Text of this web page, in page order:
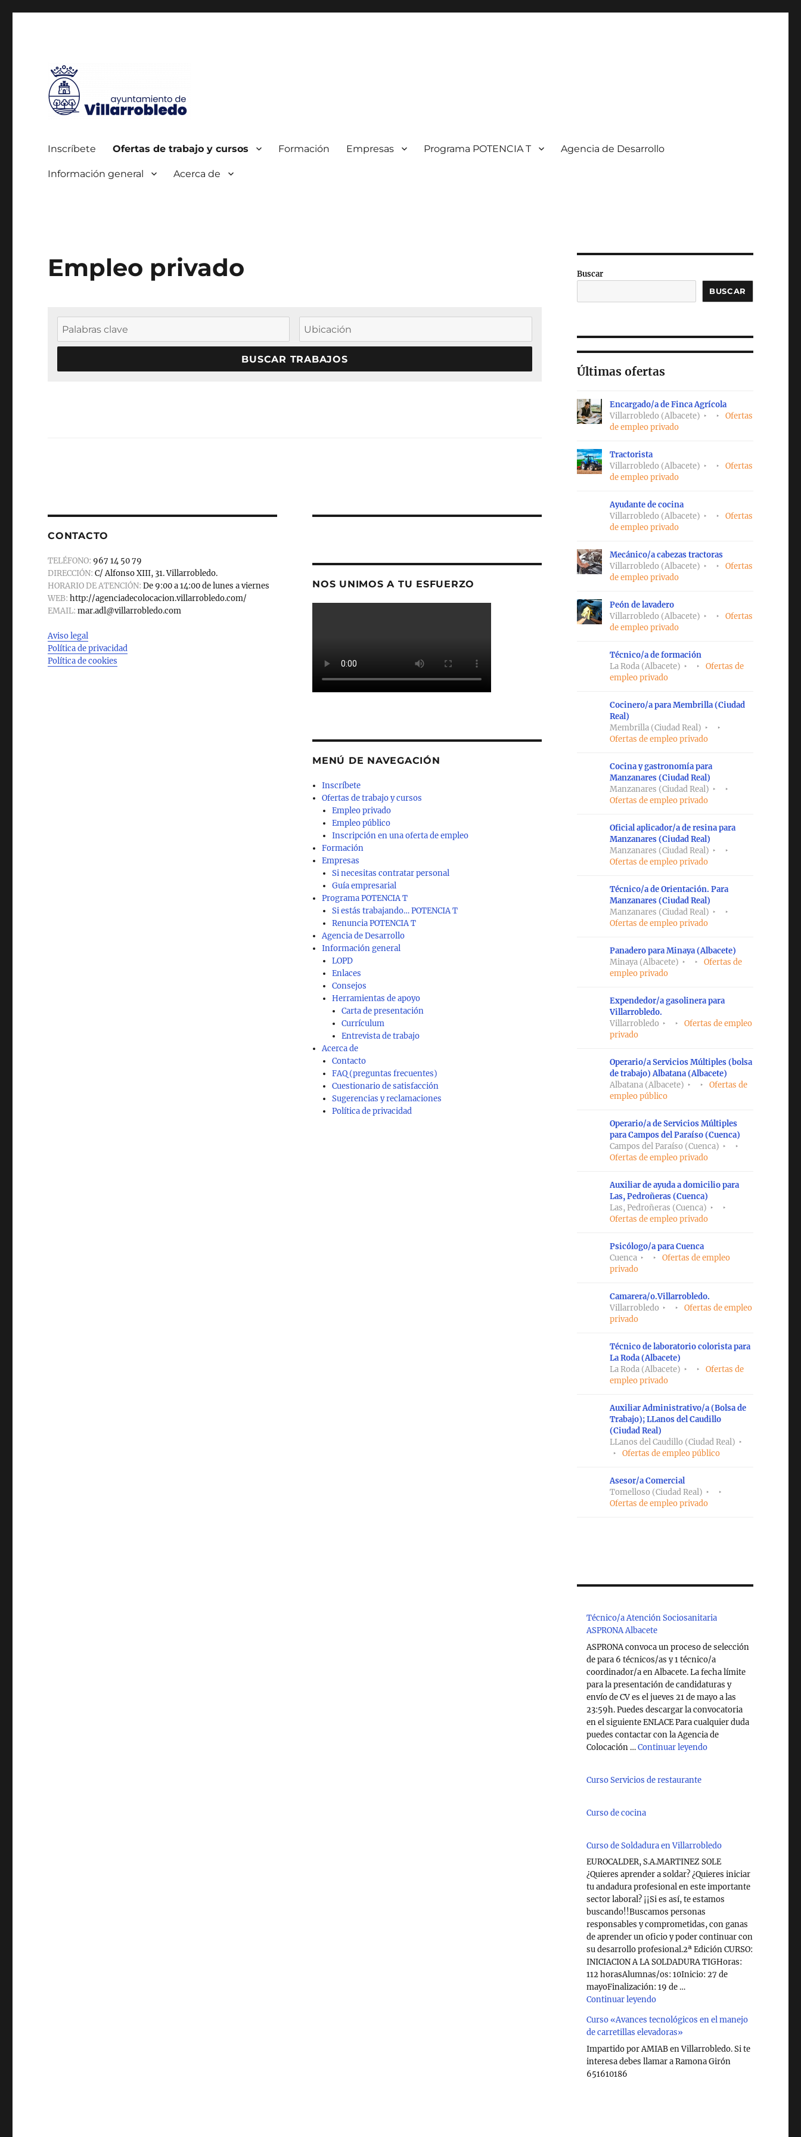
Inscríbete Ofertas de trabajo y cursos Formación Empresas Programa POTENCIA T Agencia de Desarrollo
Información general Acerca de
Empleo privado
CONTACTO
TELÉFONO: 967 14 50 79
DIRECCIÓN: C/ Alfonso XIII, 31. Villarrobledo.
HORARIO DE ATENCIÓN: De 9:00 a 14:00 de lunes a viernes
WEB: http://agenciadecolocacion.villarrobledo.com/
EMAIL: mar.adl@villarrobledo.com
Aviso legal
Política de privacidad
Política de cookies
NOS UNIMOS A TU ESFUERZO
MENÚ DE NAVEGACIÓN
Inscríbete
Ofertas de trabajo y cursos
Empleo privado
Empleo público
Inscripción en una oferta de empleo
Formación
Empresas
Si necesitas contratar personal
Guía empresarial
Programa POTENCIA T
Si estás trabajando… POTENCIA T
Renuncia POTENCIA T
Agencia de Desarrollo
Información general
LOPD
Enlaces
Consejos
Herramientas de apoyo
Carta de presentación
Currículum
Entrevista de trabajo
Acerca de
Contacto
FAQ (preguntas frecuentes)
Cuestionario de satisfacción
Sugerencias y reclamaciones
Política de privacidad
Buscar
BUSCAR
Últimas ofertas
Encargado/a de Finca Agrícola
Villarrobledo (Albacete)
Ofertas
de empleo privado
Tractorista
Villarrobledo (Albacete)
Ofertas
de empleo privado
Ayudante de cocina
Villarrobledo (Albacete)
Ofertas
de empleo privado
Mecánico/a cabezas tractoras
Villarrobledo (Albacete)
Ofertas
de empleo privado
Peón de lavadero
Villarrobledo (Albacete)
Ofertas
de empleo privado
Técnico/a de formación
La Roda (Albacete)
Ofertas de
empleo privado
Cocinero/a para Membrilla (Ciudad
Real)
Membrilla (Ciudad Real)
Ofertas de empleo privado
Cocina y gastronomía para
Manzanares (Ciudad Real)
Manzanares (Ciudad Real)
Ofertas de empleo privado
Oficial aplicador/a de resina para
Manzanares (Ciudad Real)
Manzanares (Ciudad Real)
Ofertas de empleo privado
Técnico/a de Orientación. Para
Manzanares (Ciudad Real)
Manzanares (Ciudad Real)
Ofertas de empleo privado
Panadero para Minaya (Albacete)
Minaya (Albacete)
Ofertas de
empleo privado
Expendedor/a gasolinera para
Villarrobledo.
Villarrobledo
Ofertas de empleo
privado
Operario/a Servicios Múltiples (bolsa
de trabajo) Albatana (Albacete)
Albatana (Albacete)
Ofertas de
empleo público
Operario/a de Servicios Múltiples
para Campos del Paraíso (Cuenca)
Campos del Paraíso (Cuenca)
Ofertas de empleo privado
Auxiliar de ayuda a domicilio para
Las, Pedroñeras (Cuenca)
Las, Pedroñeras (Cuenca)
Ofertas de empleo privado
Psicólogo/a para Cuenca
Cuenca
Ofertas de empleo
privado
Camarera/o.Villarrobledo.
Villarrobledo
Ofertas de empleo
privado
Técnico de laboratorio colorista para
La Roda (Albacete)
La Roda (Albacete)
Ofertas de
empleo privado
Auxiliar Administrativo/a (Bolsa de
Trabajo); LLanos del Caudillo
(Ciudad Real)
LLanos del Caudillo (Ciudad Real)
Ofertas de empleo público
Asesor/a Comercial
Tomelloso (Ciudad Real)
Ofertas de empleo privado
Técnico/a Atención Sociosanitaria
ASPRONA Albacete
ASPRONA convoca un proceso de selección
de para 6 técnicos/as y 1 técnico/a
coordinador/a en Albacete. La fecha límite
para la presentación de candidaturas y
envío de CV es el jueves 21 de mayo a las
23:59h. Puedes descargar la convocatoria
en el siguiente ENLACE Para cualquier duda
puedes contactar con la Agencia de
Colocación …Continuar leyendo"Técnico/a Atención
Curso Servicios de restaurante
Curso de cocina
Curso de Soldadura en Villarrobledo
EUROCALDER, S.A.MARTINEZ SOLE
¿Quieres aprender a soldar? ¿Quieres iniciar
tu andadura profesional en este importante
sector laboral? ¡¡Si es así, te estamos
buscando!!Buscamos personas
responsables y comprometidas, con ganas
de aprender un oficio y poder continuar con
su desarrollo profesional.2ª Edición CURSO:
INICIACION A LA SOLDADURA TIGHoras:
112 horasAlumnas/os: 10Inicio: 27 de
mayoFinalización: 19 de …
Continuar leyendo"Curso de Soldadura en Villarrobledo"
Curso «Avances tecnológicos en el manejo
de carretillas elevadoras»
Impartido por AMIAB en Villarrobledo. Si te
interesa debes llamar a Ramona Girón
651610186